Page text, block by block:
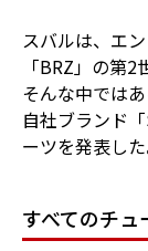
スバルは、エ
「BRZ」の第
そんな中では
自社ブランド
ーツを発表した
すべてのチ